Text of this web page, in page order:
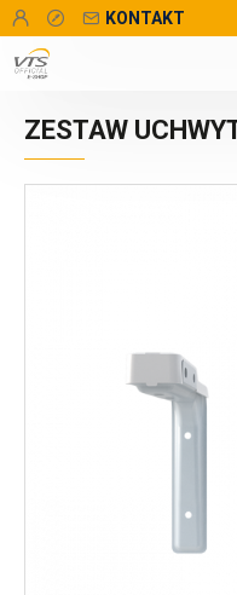
KONTAKT
ZESTAW